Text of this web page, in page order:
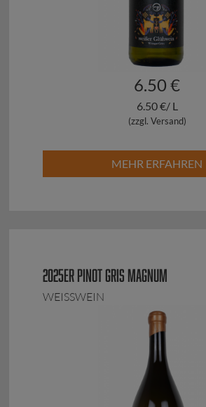
6.50 €
6.50 €/ L
(zzgl. Versand)
MEHR ERFAHREN
2025ER PINOT GRIS MAGNUM
WEISSWEIN